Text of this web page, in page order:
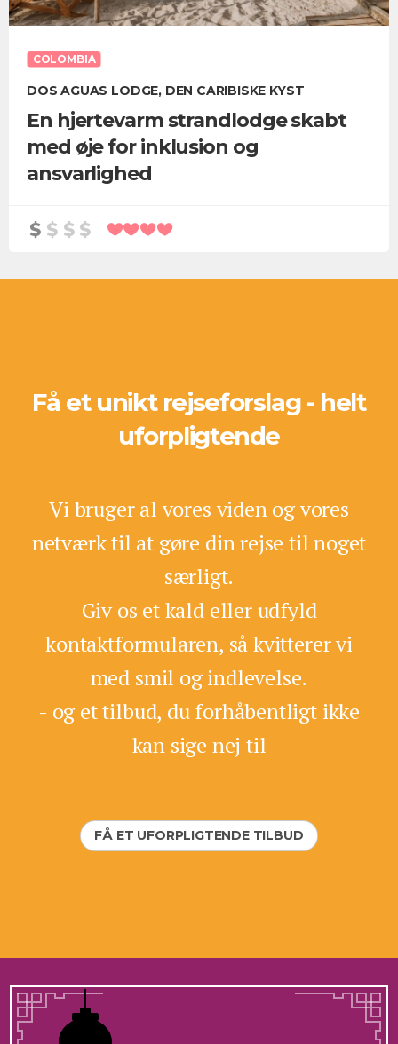
COLOMBIA
DOS AGUAS LODGE, DEN CARIBISKE KYST
En hjertevarm strandlodge skabt
med øje for inklusion og
ansvarlighed
Få et unikt rejseforslag - helt
uforpligtende
Vi bruger al vores viden og vores
netværk til at gøre din rejse til noget
særligt.
Giv os et kald eller udfyld
kontaktformularen, så kvitterer vi
med smil og indlevelse.
- og et tilbud, du forhåbentligt ikke
kan sige nej til
FÅ ET UFORPLIGTENDE TILBUD